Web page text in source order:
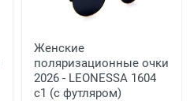
Женские
поляризационные очки
2026 - LEONESSA 1604
c1 (с футляром)